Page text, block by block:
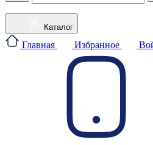
Каталог
Главная Избранное